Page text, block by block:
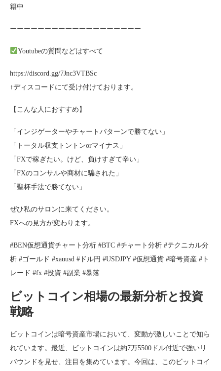
籍中
ーーーーーーーーーーーーーーーーーーー
Youtubeの質問などはすべて
https://discord.gg/7Jnc3VTBSc
↑ディスコードにて受け付けております。
【こんな人におすすめ】
「インジゲーターやチャートパターンで勝てない」
「トータル収支トントンorマイナス」
「FXで稼ぎたい。けど、負けすぎて辛い」
「FXのコンサルや商材に騙された」
「聖杯手法で勝てない」
ぜひ私のサロンに来てください。
FXへの見方が変わります。
#BEN仮想通貨チャート分析 #BTC #チャート分析 #テクニカル分
析 #ゴールド #xauusd #ドル円 #USDJPY #仮想通貨 #暗号資産 #ト
レード #fx #投資 #副業 #暴落
ビットコイン相場の最新分析と投資
戦略
ビットコインは暗号資産市場において、変動が激しいことで知ら
れています。最近、ビットコインは約7万5500ドル付近で強いリ
バウンドを見せ、注目を集めています。今回は、このビットコイ